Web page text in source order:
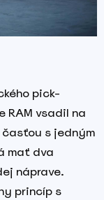
pick-
RAM vsadil na
s jedným
mať dva
náprave.
princíp s